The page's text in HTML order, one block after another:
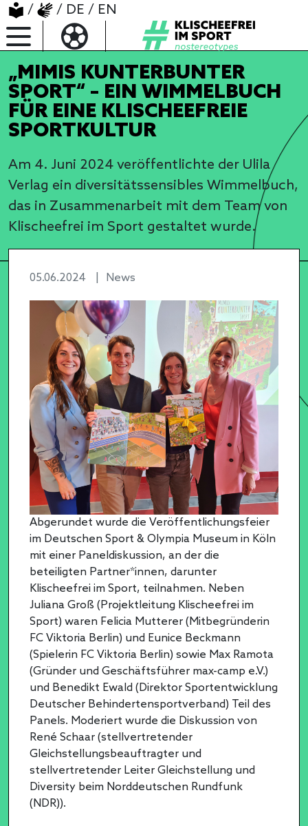
/ / DE / EN
„MIMIS KUNTERBUNTER
SPORT“ – EIN WIMMELBUCH
FÜR EINE KLISCHEEFREIE
SPORTKULTUR
Am 4. Juni 2024 veröffentlichte der Ulila
Verlag ein diversitätssensibles Wimmelbuch,
das in Zusammenarbeit mit dem Team von
Klischeefrei im Sport gestaltet wurde.
05.06.2024 News
Abgerundet wurde die Veröffentlichungsfeier
im Deutschen Sport & Olympia Museum in Köln
mit einer Paneldiskussion, an der die
beteiligten Partner*innen, darunter
Klischeefrei im Sport, teilnahmen. Neben
Juliana Groß (Projektleitung Klischeefrei im
Sport) waren Felicia Mutterer (Mitbegründerin
FC Viktoria Berlin) und Eunice Beckmann
(Spielerin FC Viktoria Berlin) sowie Max Ramota
(Gründer und Geschäftsführer max-camp e.V.)
und Benedikt Ewald (Direktor Sportentwicklung
Deutscher Behindertensportverband) Teil des
Panels. Moderiert wurde die Diskussion von
René Schaar (stellvertretender
Gleichstellungsbeauftragter und
stellvertretender Leiter Gleichstellung und
Diversity beim Norddeutschen Rundfunk
(NDR)).